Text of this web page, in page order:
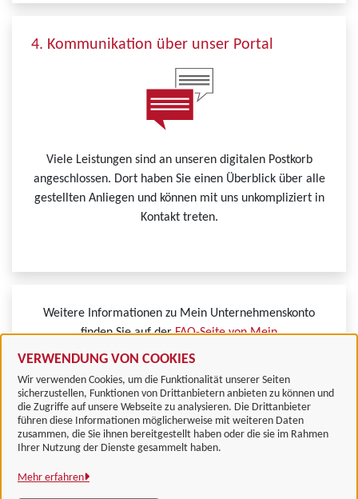
VERWENDUNG VON COOKIES
Wir verwenden Cookies, um die Funktionalität unserer Seiten
sicherzustellen, Funktionen von Drittanbietern anbieten zu können und
die Zugriffe auf unsere Webseite zu analysieren. Die Drittanbieter
führen diese Informationen möglicherweise mit weiteren Daten
zusammen, die Sie ihnen bereitgestellt haben oder die sie im Rahmen
Ihrer Nutzung der Dienste gesammelt haben.
Mehr erfahren
4. Kommunikation über unser Portal
Viele Leistungen sind an unseren digitalen Postkorb
angeschlossen. Dort haben Sie einen Überblick über alle
gestellten Anliegen und können mit uns unkompliziert in
Kontakt treten.
Weitere Informationen zu Mein Unternehmenskonto
finden Sie auf derFAQ-Seite von Mein
Unternehmenskonto.
Landkreis Göttingen
Alle Rechte vorbehalten